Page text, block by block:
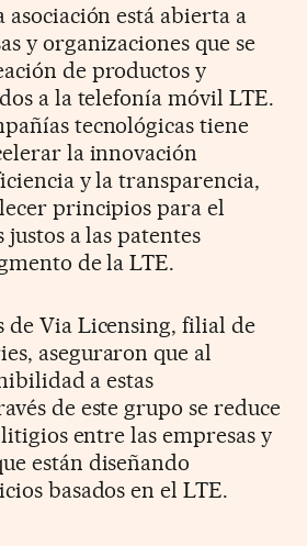
asociación está abierta a
y organizaciones que se
de productos y
a la telefonía móvil LTE.
tecnológicas tiene
la innovación
y la transparencia,
principios para el
justos a las patentes
de la LTE.
de Via Licensing, filial de
aseguraron que al
a estas
de este grupo se reduce
entre las empresas y
están diseñando
basados en el LTE.